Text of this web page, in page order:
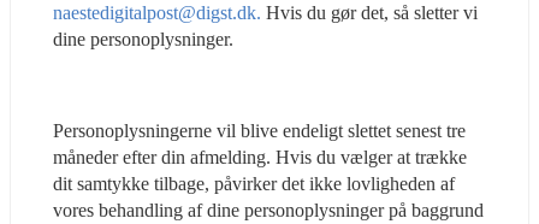
naestedigitalpost@digst.dk. Hvis du gør det, så sletter vi
dine personoplysninger.
Personoplysningerne vil blive endeligt slettet senest tre
måneder efter din afmelding. Hvis du vælger at trække
dit samtykke tilbage, påvirker det ikke lovligheden af
vores behandling af dine personoplysninger på baggrund